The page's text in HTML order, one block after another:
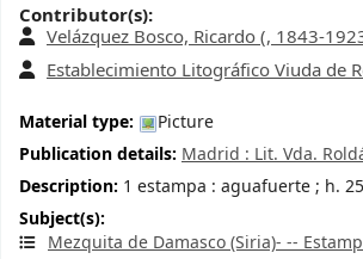
Contributor(s):
Velázquez Bosco, Ricardo (, 1843-
Establecimiento Litográfico Viuda de
Material type:
Picture
Publication details: Madrid :Lit. Vda.
Description: 1 estampa : aguafuerte ; h.
Subject(s):
Mezquita de Damasco (Siria)- --